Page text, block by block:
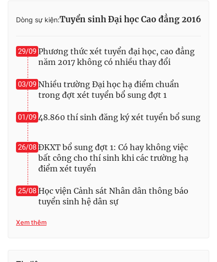
Nguyễn Thị Mỹ Hạnh, Phạm Quốc Thắng,
Nguyễn Trọng Ninh
Ðiện thoại Thời báo VTV:024.66 897 897
Email: toasoan@vtv.vn
Liên hệ quảng cáo:
thuận bằng văn bản. Ghi rõ nguồn VTV.vn khi phát hành lại
Dòng sự kiện:Tuyển sinh Đại học Cao đẳng 2016
29/09 Phương thức xét tuyển đại học, cao đẳng
năm 2017 không có nhiều thay đổi
03/09 Nhiều trường Đại học hạ điểm chuẩn
trong đợt xét tuyển bổ sung đợt 1
01/09 48.860 thí sinh đăng ký xét tuyển bổ sung
26/08 ĐKXT bổ sung đợt 1: Có hay không việc
bất công cho thí sinh khi các trường hạ
điểm xét tuyển
25/08 Học viện Cảnh sát Nhân dân thông báo
tuyển sinh hệ dân sự
Xem thêm